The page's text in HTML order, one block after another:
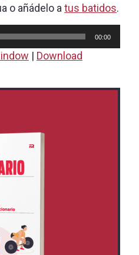
o añádelo a tus batidos.
00:00
| Download